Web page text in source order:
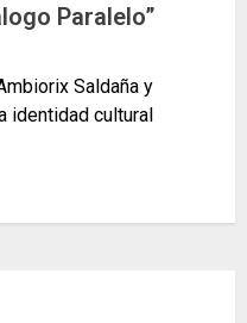
Paralelo”
Saldaña y
identidad cultural